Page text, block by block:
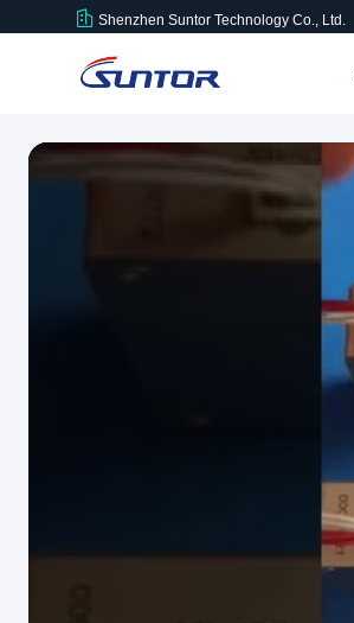
Shenzhen Suntor Technology Co., Ltd.